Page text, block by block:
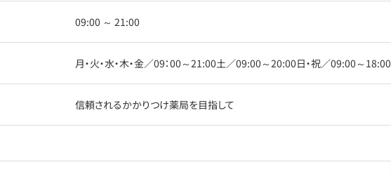
09:00 ～ 21:00
月・火・水・木・金／09：00～21:00土／09:00～20:00日・祝／09:00～18:00
信頼されるかかりつけ薬局を目指して